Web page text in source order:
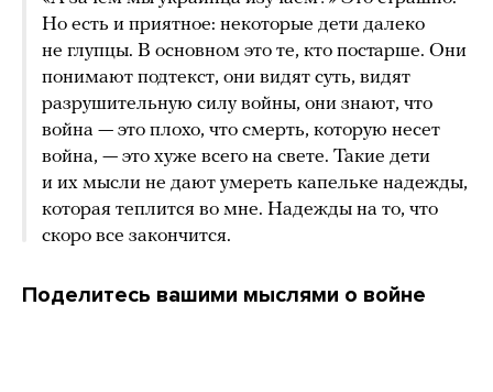
Но есть и приятное: некоторые дети далеко
не глупцы. В основном это те, кто постарше. Они
понимают подтекст, они видят суть, видят
разрушительную силу войны, они знают, что
война — это плохо, что смерть, которую несет
война, — это хуже всего на свете. Такие дети
и их мысли не дают умереть капельке надежды,
которая теплится во мне. Надежды на то, что
скоро все закончится.
Поделитесь вашими мыслями о войне